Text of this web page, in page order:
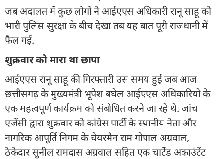
जब अदालत में कुछ लोगों ने आईएएस अधिकारी रानू साहू को
भारी पुलिस सुरक्षा के बीच देखा तब यह बात पूरी राजधानी में
फैल गई.
शुक्रवार को मारा था छापा
आईएएस रानू साहू की गिरफ्तारी उस समय हुई जब आज
छत्तीसगढ़ के मुख्यमंत्री भूपेश बघेल आईएएस अधिकारियों के
एक महत्वपूर्ण कार्यक्रम को संबोधित करने जा रहे थे. जांच
एजेंसी द्वारा शुक्रवार को कांग्रेस पार्टी के स्थानीय नेता और
नागरिक आपूर्ति निगम के चेयरमैन राम गोपाल अग्रवाल,
ठेकेदार सुनील रामदास अग्रवाल सहित एक चार्टेड अकाउंटेंट